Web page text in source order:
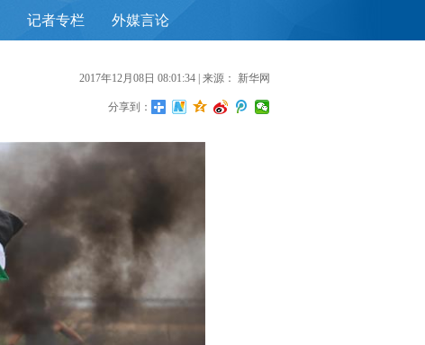
记者专栏 外媒言论
2017年12月08日 08:01:34 | 来源： 新华网
分享到：